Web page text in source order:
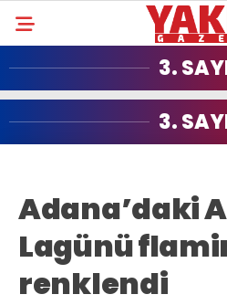
3.
3.
Adana’daki
Lagünü
renklendi